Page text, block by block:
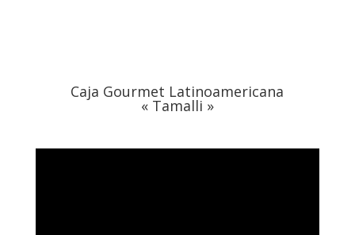
Caja Gourmet Latinoamericana
« Tamalli »